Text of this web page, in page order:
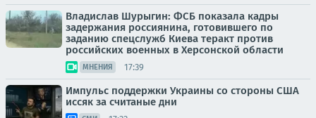
Владислав Шурыгин: ФСБ показала кадры
задержания россиянина, готовившего по
заданию спецслужб Киева теракт против
российских военных в Херсонской области
МНЕНИЯ 17:39
Импульс поддержки Украины со стороны США
иссяк за считаные дни